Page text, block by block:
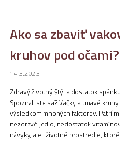
Ako sa zbaviť
kruhov pod očami?
14.3.2023
Zdravý životný štýl a dostatok
Spoznali ste sa? Vačky a tmavé
výsledkom mnohých faktorov. Patrí
nezdravé jedlo, nedostatok
návyky, ale i životné prostredie, ktoré